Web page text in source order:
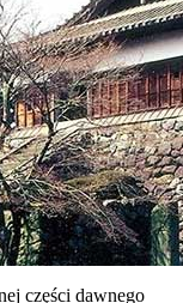
części dawnego